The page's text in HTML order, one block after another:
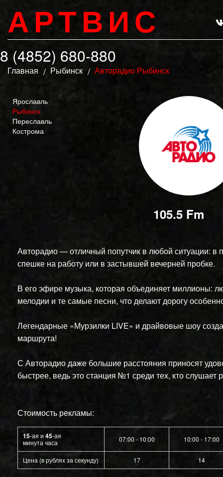
АРТВИС
8 (4852) 680-880
Главная Рыбинск Авторадио Рыбинск
Ярославль
Рыбинск
Переславль
Кострома
105.5 Fm
Авторадио — отличный попутчик в любой ситуации: в
спешке на работу или в застывшей вечерней пробке.
В его эфире музыка, которая объединяет миллионы:
мелодии и те самые песни, что делают дорогу
Легендарные «Мурзилки LIVE» и драйвовые шоу
маршрута!
С Авторадио даже большие расстояния приносят
быстрее, ведь это станция №1 среди тех, кто
Стоимость рекламы:
15-ая и 45-ая
минута часа
07:00 - 10:00 10:00 - 17:00
Цена (в рублях за секунду) 17 14